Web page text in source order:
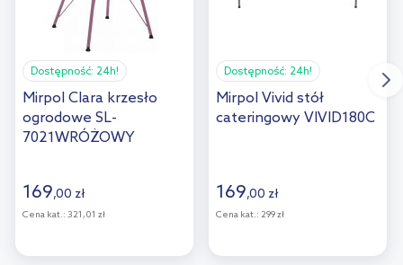
Dostępność: 24h!
Mirpol Clara krzesło
ogrodowe SL-
7021WRÓŻOWY
169,00 zł
Cena kat.: 321,01 zł
Dostępność: 24h!
Mirpol Vivid stół
cateringowy VIVID180C
169,00 zł
Cena kat.: 299 zł